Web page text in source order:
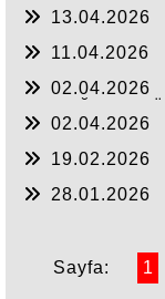
13.04.2026
11.04.2026
02.04.2026
02.04.2026
19.02.2026
28.01.2026
Sayfa: 1